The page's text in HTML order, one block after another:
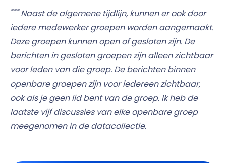
***Naast de algemene tijdlijn, kunnen er ook door
iedere medewerker groepen worden aangemaakt.
Deze groepen kunnen open of gesloten zijn. De
berichten in gesloten groepen zijn alleen zichtbaar
voor leden van die groep. De berichten binnen
openbare groepen zijn voor iedereen zichtbaar,
ook als je geen lid bent van de groep. Ik heb de
laatste vijf discussies van elke openbare groep
meegenomen in de datacollectie.